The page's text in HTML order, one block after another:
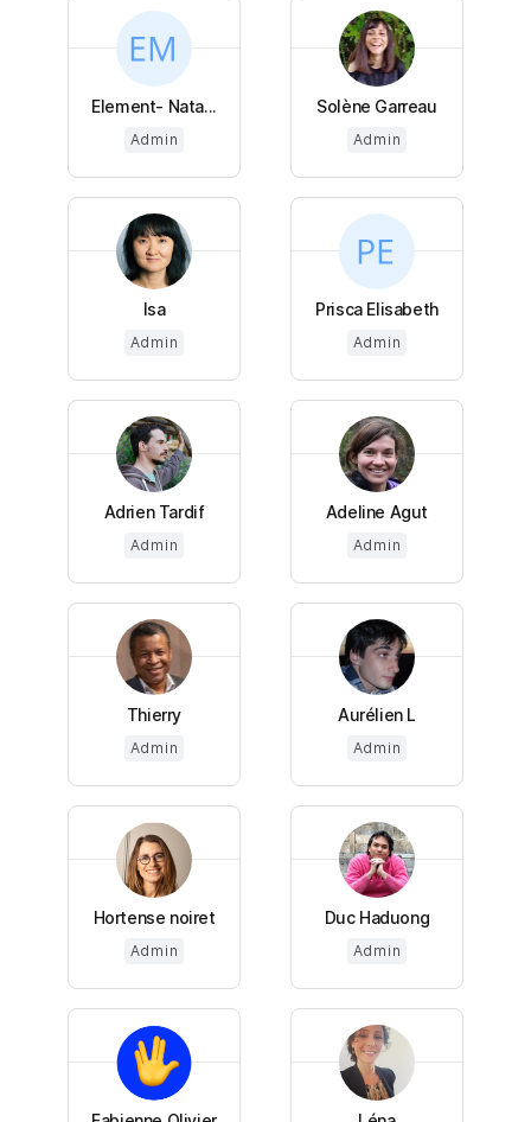
Element- Nata...
Admin
Solène Garreau
Admin
Isa
Admin
Prisca Elisabeth
Admin
Adrien Tardif
Admin
Adeline Agut
Admin
Thierry
Admin
Aurélien L
Admin
Hortense noiret
Admin
Duc Haduong
Admin